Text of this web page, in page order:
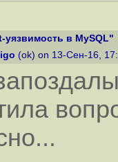
уязвимость в MySQL"
(ok) on 13-Сен-16,